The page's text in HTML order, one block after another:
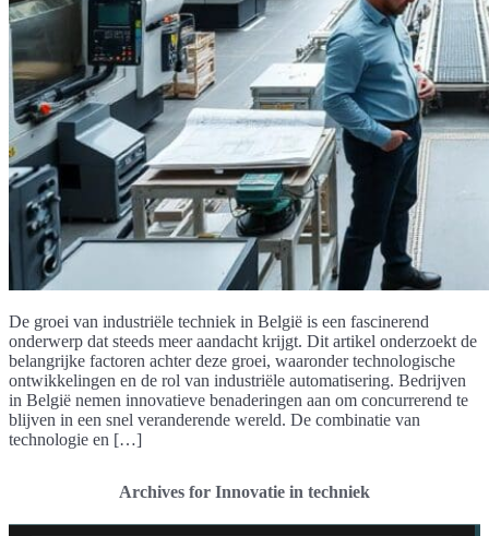
De groei van industriële techniek in België is een fascinerend
onderwerp dat steeds meer aandacht krijgt. Dit artikel onderzoekt de
belangrijke factoren achter deze groei, waaronder technologische
ontwikkelingen en de rol van industriële automatisering. Bedrijven
in België nemen innovatieve benaderingen aan om concurrerend te
blijven in een snel veranderende wereld. De combinatie van
technologie en […]
Archives for Innovatie in techniek